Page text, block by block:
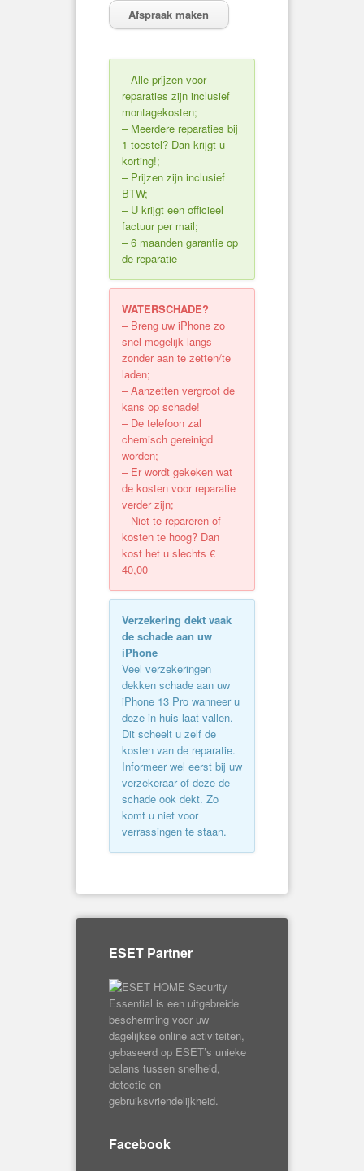
Afspraak maken
– Alle prijzen voor
reparaties zijn inclusief
montagekosten;
– Meerdere reparaties bij
1 toestel? Dan krijgt u
korting!;
– Prijzen zijn inclusief
BTW;
– U krijgt een officieel
factuur per mail;
– 6 maanden garantie op
de reparatie
WATERSCHADE?
– Breng uw iPhone zo
snel mogelijk langs
zonder aan te zetten/te
laden;
– Aanzetten vergroot de
kans op schade!
– De telefoon zal
chemisch gereinigd
worden;
– Er wordt gekeken wat
de kosten voor reparatie
verder zijn;
– Niet te repareren of
kosten te hoog? Dan
kost het u slechts €
40,00
Verzekering dekt vaak
de schade aan uw
iPhone
Veel verzekeringen
dekken schade aan uw
iPhone 13 Pro wanneer u
deze in huis laat vallen.
Dit scheelt u zelf de
kosten van de reparatie.
Informeer wel eerst bij uw
verzekeraar of deze de
schade ook dekt. Zo
komt u niet voor
verrassingen te staan.
ESET Partner
Facebook